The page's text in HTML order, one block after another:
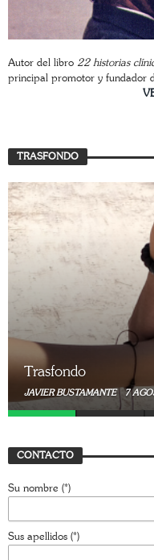
Autor del libro 22 historias
principal promotor y fundador
TRASFONDO
Trasfondo
JAVIER BUSTAMANTE 7
CONTACTO
Su nombre (*)
Sus apellidos (*)